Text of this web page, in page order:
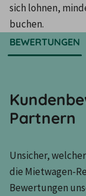
sich lohnen,
buchen.
BEWERTUNGEN
Partnern
Unsicher,
die Mietwagen-
Bewertungen